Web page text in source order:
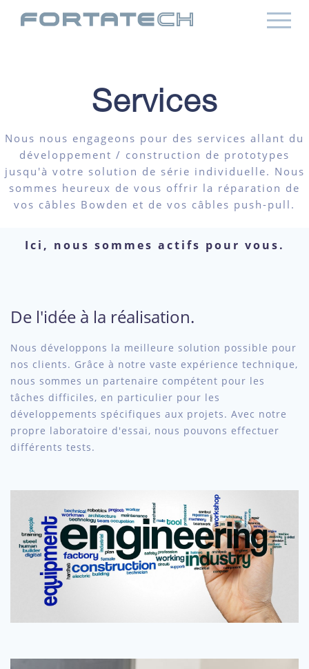
Services
Nous nous engageons pour des services allant du
développement / construction de prototypes
jusqu'à votre solution de série individuelle. Nous
sommes heureux de vous offrir la réparation de
vos câbles Bowden et de vos câbles push-pull.
Ici, nous sommes actifs pour vous.
De l'idée à la réalisation.
Nous développons la meilleure solution possible pour
nos clients. Grâce à notre vaste expérience technique,
nous sommes un partenaire compétent pour les
tâches difficiles, en particulier pour les
développements spécifiques aux projets. Avec notre
propre laboratoire d'essai, nous pouvons effectuer
différents tests.